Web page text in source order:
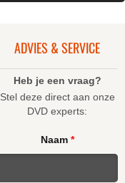
ADVIES & SERVICE
Heb je een vraag?
Stel deze direct aan onze
DVD experts:
Naam *